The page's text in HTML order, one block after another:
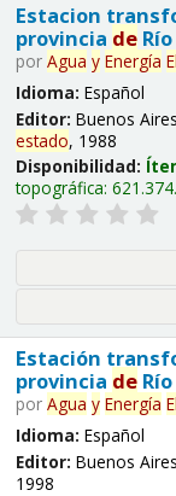
Estacion
provincia deRío
por Agua y Energía
Idioma: Español
Editor: Buenos
estado, 1988
Disponibilidad:
topográfica:
Estación
provincia deRío
por Agua y Energía
Idioma: Español
Editor: Buenos
1998